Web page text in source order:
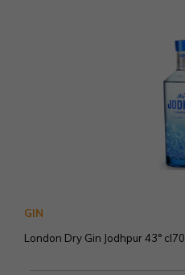
GIN
London Dry Gin Jodhpur 43° cl70